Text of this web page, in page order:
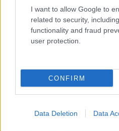
I want to allow Google to
related to security,
functionality and fraud
user protection.
CONFIRM
Data Deletion Data
Napi
10 éve